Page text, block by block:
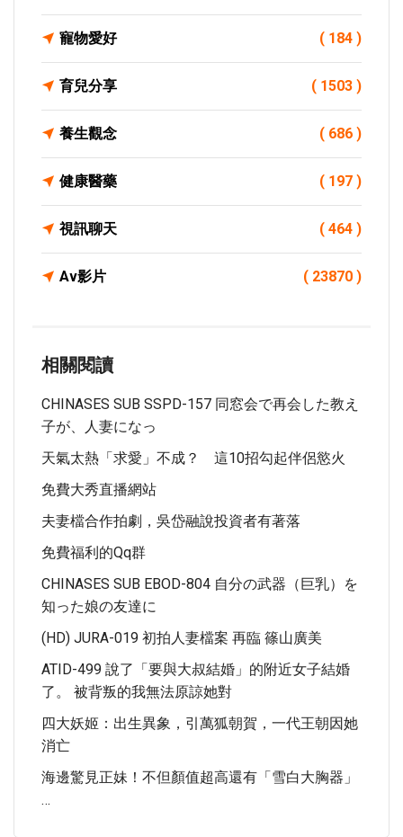
寵物愛好 ( 184 )
育兒分享 ( 1503 )
養生觀念 ( 686 )
健康醫藥 ( 197 )
視訊聊天 ( 464 )
Av影片 ( 23870 )
相關閱讀
CHINASES SUB SSPD-157 同窓会で再会した教え
子が、人妻になっ
天氣太熱「求愛」不成？ 這10招勾起伴侶慾火
免費大秀直播網站
夫妻檔合作拍劇，吳岱融說投資者有著落
免費福利的qq群
CHINASES SUB EBOD-804 自分の武器（巨乳）を
知った娘の友達に
(HD) JURA-019 初拍人妻檔案 再臨 篠山廣美
ATID-499 說了「要與大叔結婚」的附近女子結婚
了。 被背叛的我無法原諒她對
四大妖姬：出生異象，引萬狐朝賀，一代王朝因她
消亡
海邊驚見正妹！不但顏值超高還有「雪白大胸器」
…